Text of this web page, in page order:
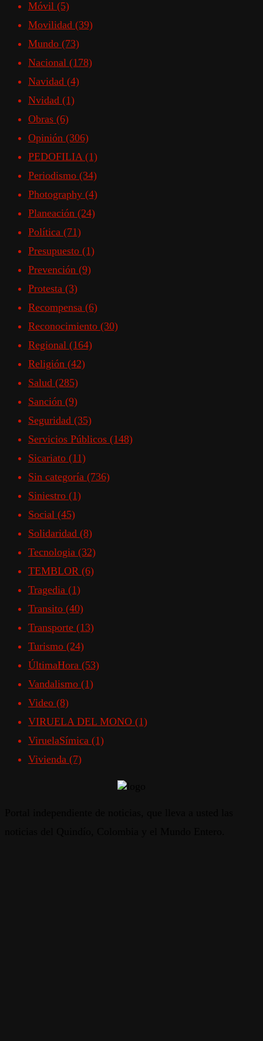
Móvil (5)
Movilidad (39)
Mundo (73)
Nacional (178)
Navidad (4)
Nvidad (1)
Obras (6)
Opinión (306)
PEDOFILIA (1)
Periodismo (34)
Photography (4)
Planeación (24)
Política (71)
Presupuesto (1)
Prevención (9)
Protesta (3)
Recompensa (6)
Reconocimiento (30)
Regional (164)
Religión (42)
Salud (285)
Sanción (9)
Seguridad (35)
Servicios Públicos (148)
Sicariato (11)
Sin categoría (736)
Siniestro (1)
Social (45)
Solidaridad (8)
Tecnologia (32)
TEMBLOR (6)
Tragedia (1)
Transito (40)
Transporte (13)
Turismo (24)
ÚltimaHora (53)
Vandalismo (1)
Video (8)
VIRUELA DEL MONO (1)
ViruelaSímica (1)
Vivienda (7)